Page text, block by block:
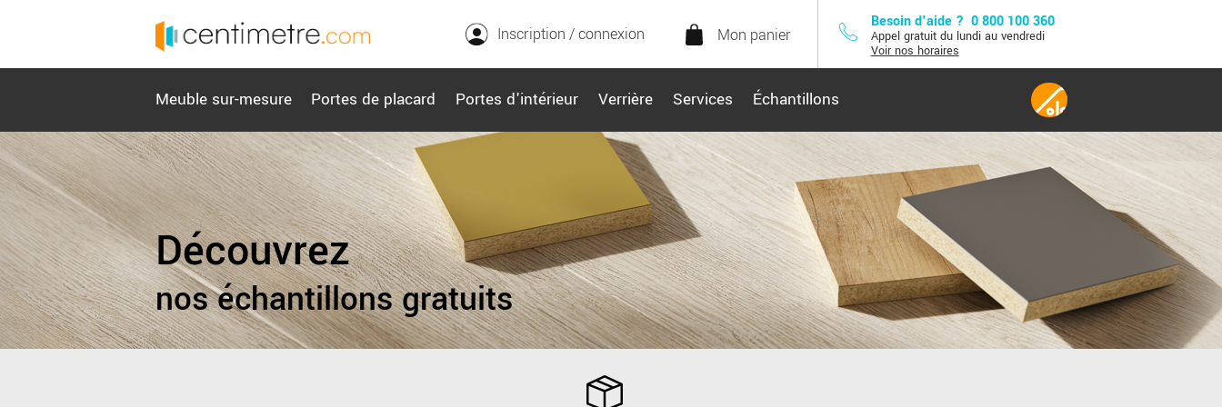
Inscription / connexion Mon panier
Besoin d'aide ? 0 800 100 360
Appel gratuit du lundi au vendredi
Voir nos horaires
Meuble sur-mesure Portes de placard Portes d'intérieur Verrière Services Échantillons
Découvrez
nos échantillons gratuits